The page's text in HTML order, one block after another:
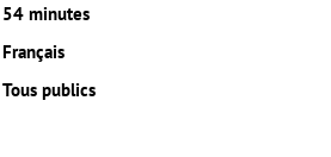
54 minutes
Français
Tous publics